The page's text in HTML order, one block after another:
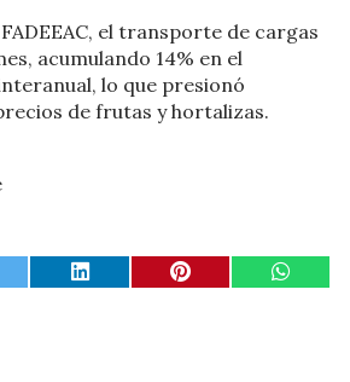
el transporte de cargas
acumulando 14% en el
lo que presionó
de frutas y hortalizas.